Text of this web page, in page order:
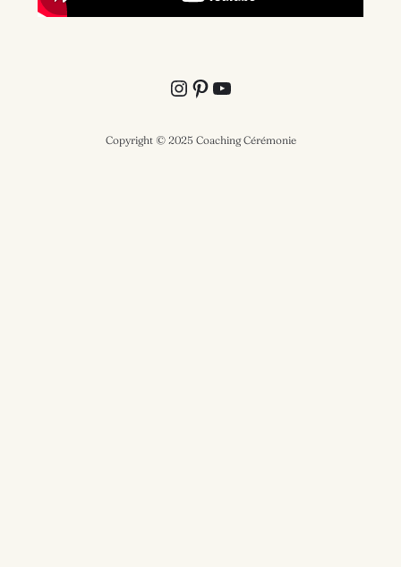
Instagram Pinterest YouTube
Copyright © 2025 Coaching Cérémonie